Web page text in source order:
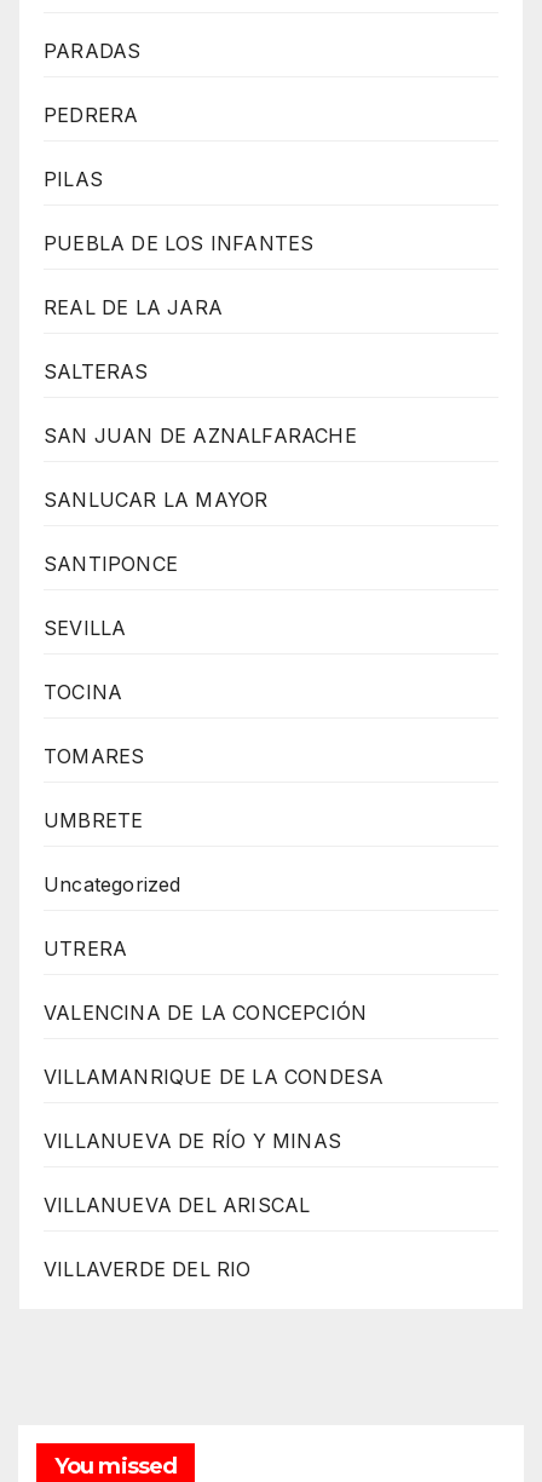
PARADAS
PEDRERA
PILAS
PUEBLA DE LOS INFANTES
REAL DE LA JARA
SALTERAS
SAN JUAN DE AZNALFARACHE
SANLUCAR LA MAYOR
SANTIPONCE
SEVILLA
TOCINA
TOMARES
UMBRETE
Uncategorized
UTRERA
VALENCINA DE LA CONCEPCIÓN
VILLAMANRIQUE DE LA CONDESA
VILLANUEVA DE RÍO Y MINAS
VILLANUEVA DEL ARISCAL
VILLAVERDE DEL RIO
You missed